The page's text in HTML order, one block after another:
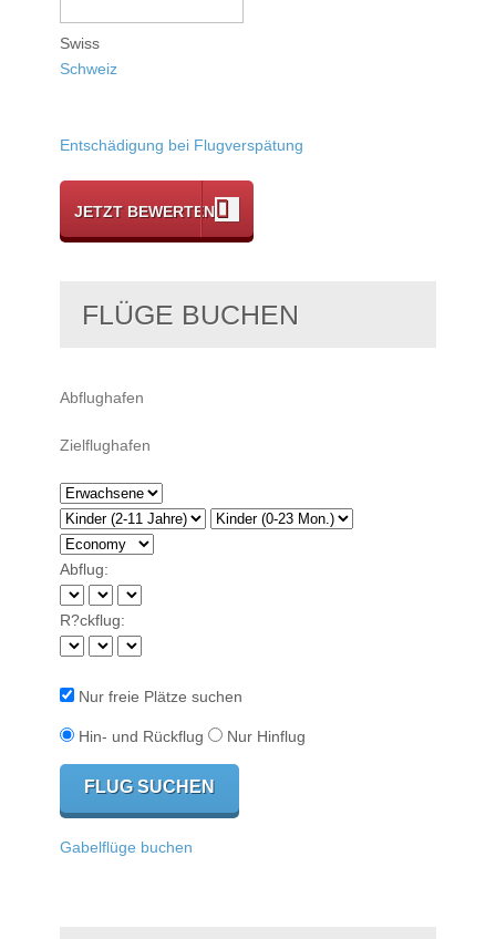
Swiss
Schweiz
Entschädigung bei Flugverspätung
JETZT BEWERTEN
FLÜGE BUCHEN
Abflug:
R?ckflug:
Nur freie Plätze suchen
Hin- und Rückflug Nur Hinflug
Gabelflüge buchen